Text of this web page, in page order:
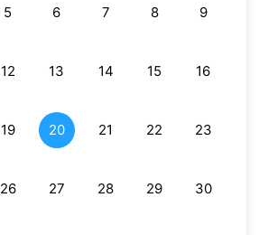
5 6 7 8 9
12 13 14 15 16
19 20 21 22 23
26 27 28 29 30